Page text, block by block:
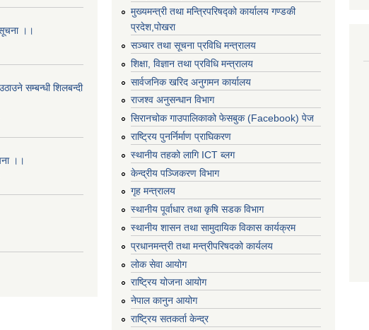
।।
सम्बन्धी शिलबन्दी
।।
मुख्यमन्त्री तथा मन्त्रिपरिषद्को कार्यालय गण्डकी
प्रदेश,पोखरा
सञ्‍चार तथा सूचना प्रविधि मन्त्रालय
शिक्षा, विज्ञान तथा प्रविधि मन्त्रालय
सार्वजनिक खरिद अनुगमन कार्यालय
राजश्व अनुसन्धान विभाग
सिरानचोक गाउपालिकाको फेसबुक (Facebook) पेज
राष्ट्रिय पुनर्निर्माण प्राघिकरण
स्थानीय तहको लागि ICT ब्लग
केन्द्रीय पञ्जिकरण विभाग
गृह मन्त्रालय
स्थानीय पूर्वाधार तथा कृषि सडक विभाग
स्थानीय शासन तथा सामुदायिक विकास कार्यक्रम
प्रधानमन्त्री तथा मन्त्रीपरिषदको कार्यलय
लोक सेवा आयोग
राष्ट्रिय योजना आयोग
नेपाल कानुन आयोग
राष्ट्रिय सतकर्ता केन्द्र